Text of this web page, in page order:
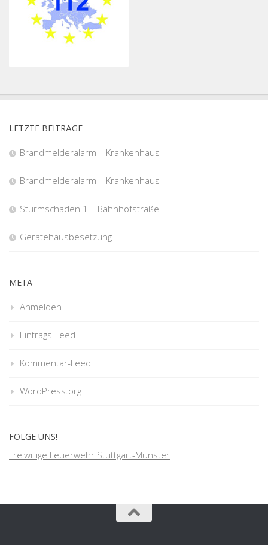
LETZTE BEITRÄGE
Brandmelderalarm – Krankenhaus
Brandmelderalarm – Krankenhaus
Sturmschaden 1 – Bahnhofstraße
Gerätehausbesetzung
META
Anmelden
Eintrags-Feed
Kommentar-Feed
WordPress.org
FOLGE UNS!
Freiwillige Feuerwehr Stuttgart-Münster